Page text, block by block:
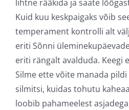
lihtne rääkida ja saate
Kuid kuu keskpaigaks võib
temperament kontrolli alt
eriti Sõnni
eriti rängalt avalduda. Keegi
Silme ette võite manada
silmitsi, kuidas tohutu
loobib pahameelest